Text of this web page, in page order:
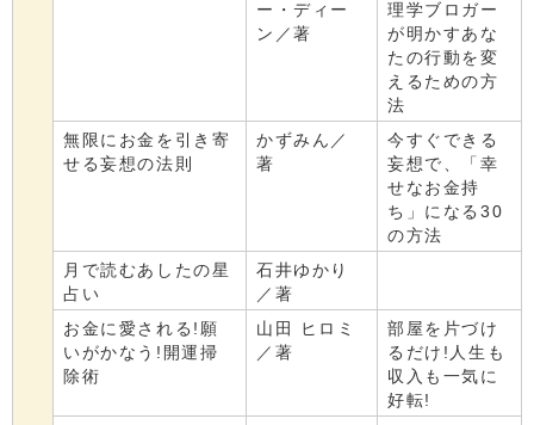
ー・ディー
ン／著
理学ブロガー
が明かすあな
たの行動を変
えるための方
法
無限にお金を引き寄
せる妄想の法則
かずみん／
著
今すぐできる
妄想で、「幸
せなお金持
ち」になる30
の方法
月で読むあしたの星
占い
石井ゆかり
／著
お金に愛される!願
いがかなう!開運掃
除術
山田 ヒロミ
／著
部屋を片づけ
るだけ!人生も
収入も一気に
好転!